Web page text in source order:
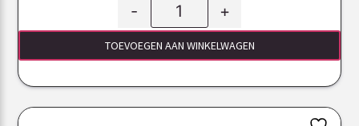
- +
TOEVOEGEN AAN WINKELWAGEN